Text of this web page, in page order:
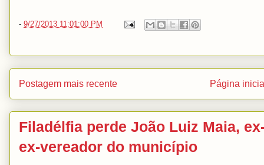
- 9/27/2013 11:01:00 PM
Postagem mais recente Página
Filadélfia perde João Luiz Maia,
ex-vereador do município